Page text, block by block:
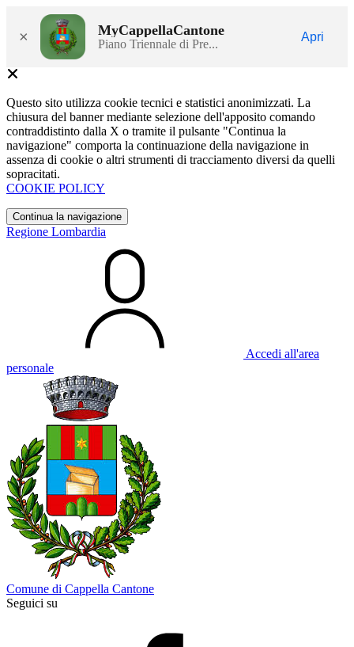
× MyCappellaCantone
Piano Triennale di Pre...
Apri
Questo sito utilizza cookie tecnici e statistici anonimizzati. La
chiusura del banner mediante selezione dell'apposito comando
contraddistinto dalla X o tramite il pulsante "Continua la
navigazione" comporta la continuazione della navigazione in
assenza di cookie o altri strumenti di tracciamento diversi da quelli
sopracitati.
COOKIE POLICY
Continua la navigazione
Regione Lombardia
Accedi all'area
personale
Comune di Cappella Cantone
Seguici su